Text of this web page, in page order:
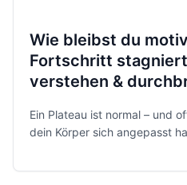
Wie bleibst du
Fortschritt
verstehen &
Ein Plateau ist normal – und
dein Körper sich angepasst